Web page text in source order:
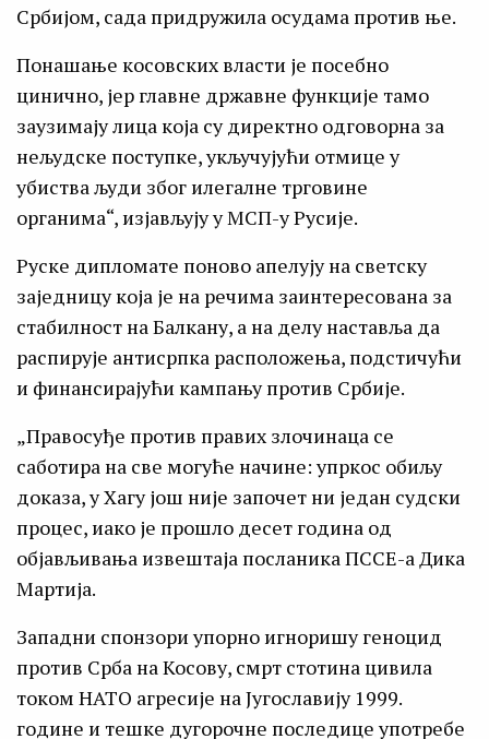
Србијом, сада придружила осудама против ње.
Понашање косовских власти је посебно
цинично, јер главне државне функције тамо
заузимају лица која су директно одговорна за
нељудске поступке, укључујући отмице у
убиства људи због илегалне трговине
органима“, изјављују у МСП-у Русије.
Руске дипломате поново апелују на светску
заједницу која је на речима заинтересована за
стабилност на Балкану, а на делу наставља да
распирује антисрпка расположења, подстичући
и финансирајући кампању против Србије.
„Правосуђе против правих злочинаца се
саботира на све могуће начине: упркос обиљу
доказа, у Хагу још није започет ни један судски
процес, иако је прошло десет година од
објављивања извештаја посланика ПССЕ-а Дика
Мартија.
Западни спонзори упорно игноришу геноцид
против Срба на Косову, смрт стотина цивила
током НАТО агресије на Југославију 1999.
године и тешке дугорочне последице употребе